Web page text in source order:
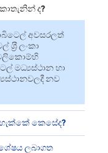
ද?
අවසරලත්
ශ‍්‍රී ලංකා
මධ්‍යස්ථාන හා
නව
කෙසේද?
ලබාගත